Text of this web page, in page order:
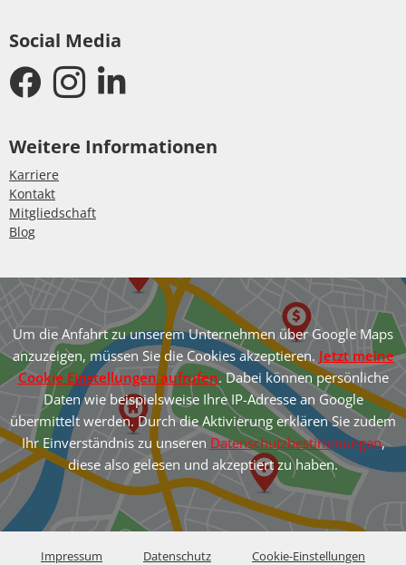
Social Media
Weitere Informationen
Karriere
Kontakt
Mitgliedschaft
Blog
Um die Anfahrt zu unserem Unternehmen über Google Maps
anzuzeigen, müssen Sie die Cookies akzeptieren. Jetzt meine
Cookie Einstellungen aufrufen. Dabei können persönliche
Daten wie beispielsweise Ihre IP-Adresse an Google
übermittelt werden. Durch die Aktivierung erklären Sie zudem
Ihr Einverständnis zu unseren Datenschutzbestimmungen,
diese also gelesen und akzeptiert zu haben.
Impressum Datenschutz Cookie-Einstellungen